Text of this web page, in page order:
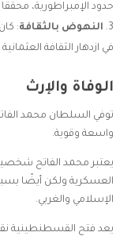
حدود الإمبراطورية،
النهوض بالثقافة:
في ازدهار الثقافة
الوفاة والإرث
واسعة وقوية.
يعتبر محمد الفاتح
العسكرية ولكن أيضًا
الإسلامي والغربي.
يعد فتح القسطنطينية